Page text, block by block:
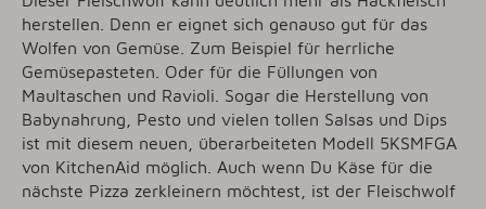
herstellen. Denn er eignet sich genauso gut für das
Wolfen von Gemüse. Zum Beispiel für herrliche
Gemüsepasteten. Oder für die Füllungen von
Maultaschen und Ravioli. Sogar die Herstellung von
Babynahrung, Pesto und vielen tollen Salsas und Dips
ist mit diesem neuen, überarbeiteten Modell 5KSMFGA
von KitchenAid möglich. Auch wenn Du Käse für die
nächste Pizza zerkleinern möchtest, ist der Fleischwolf